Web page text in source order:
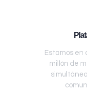
Estamos en
millón de